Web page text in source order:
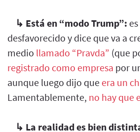
↳ Está en “modo Trump”: es
desfavorecido y dice que va a
medio llamado “Pravda” (que
registrado como empresa por
aunque luego dijo que era un
Lamentablemente, no hay que
↳ La realidad es bien